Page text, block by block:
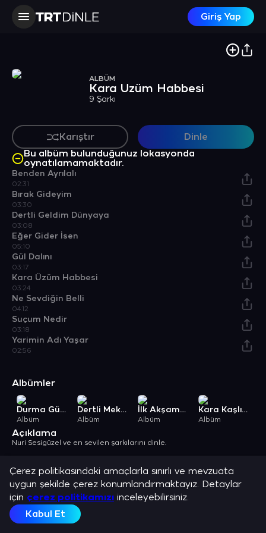
Giriş Yap
ALBÜM
Kara Üzüm Habbesi
9 Şarkı
Karıştır
Dinle
Bu albüm bulunduğunuz lokasyonda
oynatılamamaktadır.
Benden Ayrılalı
02:31
Bırak Gideyim
03:30
Dertli Geldim Dünyaya
03:08
Eğer Gider İsen
05:10
Gül Dalını
03:17
Kara Üzüm Habbesi
03:24
Ne Sevdiğin Belli
04:12
Suçum Nedir
03:18
Yarimin Adı Yaşar
02:56
Albümler
Durma Güzel Durma
Albüm
Dertli Mektup
Albüm
İlk Akşamdan / Kaderin Oyunu
Albüm
Kara Kaşlı Haticem / Bir Mektup Yazdımda Alamanya'dan
Albüm
Açıklama
Nuri Sesigüzel ve en sevilen şarkılarını dinle.
Çerez politikasındaki amaçlarla sınırlı ve mevzuata
uygun şekilde çerez konumlandırmaktayız. Detaylar
için çerez politikamızı inceleyebilirsiniz.
Kabul Et